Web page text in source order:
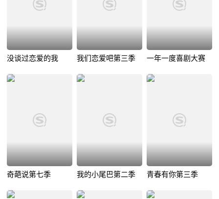
没谈过恋爱的我 我们恋爱吧第三季 一年一度喜剧大赛
奇葩说第七季 我的小尾巴第二季 青春有你第三季